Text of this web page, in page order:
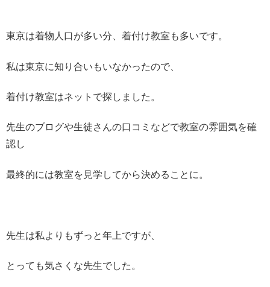
東京は着物人口が多い分、着付け教室も多いです。
私は東京に知り合いもいなかったので、
着付け教室はネットで探しました。
先生のブログや生徒さんの口コミなどで教室の雰囲気を確
認し
最終的には教室を見学してから決めることに。
先生は私よりもずっと年上ですが、
とっても気さくな先生でした。